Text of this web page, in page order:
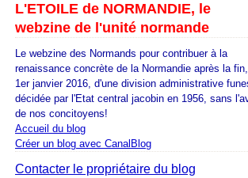
L'ETOILE de NORMANDIE, le
webzine de l'unité normande
Le webzine des Normands pour contribuer à la
renaissance concrète de la Normandie après la
1er janvier 2016, d'une division administrative
décidée par l'Etat central jacobin en 1956, sans
de nos concitoyens!
Accueil du blog
Créer un blog avec CanalBlog
Contacter le propriétaire du blog